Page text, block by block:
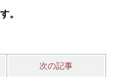
。
次の記事